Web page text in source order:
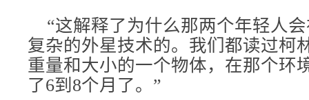
“这解释了为什么那两个年轻人
复杂的外星技术的。我们都读过柯
重量和大小的一个物体，在那个环
了6到8个月了。”